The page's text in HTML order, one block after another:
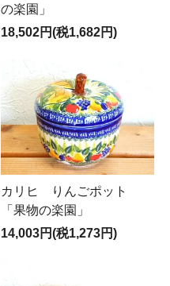
の楽園」
18,502円(税1,682円)
カリヒ りんごポット
「果物の楽園」
14,003円(税1,273円)